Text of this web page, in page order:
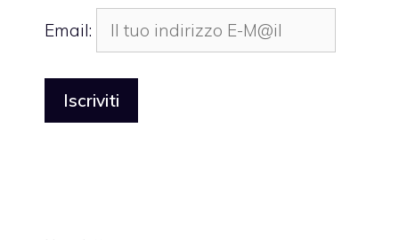
Email: